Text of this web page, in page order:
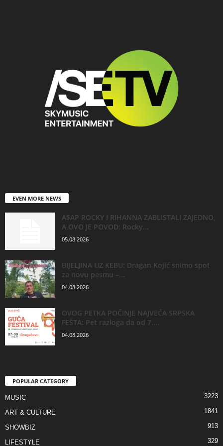
EVEN MORE NEWS
A$AP ROCKY I RIHANNA ZABLISTALI ZAJEDNO,
A OVO JE POVOD: Rocky...
05.08.2026
BIJELJINA UZ KEBU: Dragan Kojić snimo spot
za novu pesmu –...
04.08.2026
OVOG PETKA POČINJE NAJVEĆA SRPSKA
FEŠTA: Pet razloga da od 7....
04.08.2026
POPULAR CATEGORY
MUSIC 3223
ART & CULTURE 1841
SHOWBIZ 913
LIFESTYLE 329